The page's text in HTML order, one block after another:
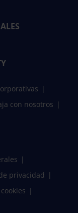
con nosotros
privacidad